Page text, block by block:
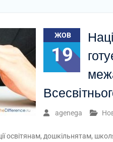
ЖОВ
19
agenega
освітянам, дошкільнятам,